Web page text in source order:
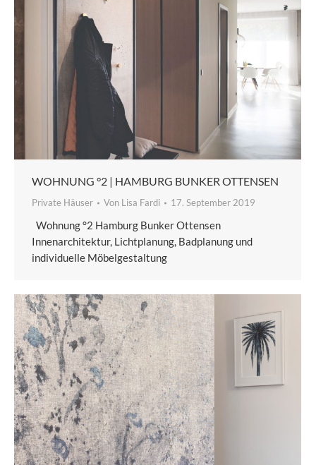
WOHNUNG °2 | HAMBURG BUNKER OTTENSEN
Private Häuser Von Lisa Fardi 17. September 2019
Wohnung °2 Hamburg Bunker Ottensen
Innenarchitektur, Lichtplanung, Badplanung und
individuelle Möbelgestaltung